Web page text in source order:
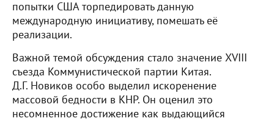
попытки США торпедировать данную
международную инициативу, помешать её
реализации.
Важной темой обсуждения стало значение XVIII
съезда Коммунистической партии Китая.
Д.Г. Новиков особо выделил искоренение
массовой бедности в КНР. Он оценил это
несомненное достижение как выдающийся